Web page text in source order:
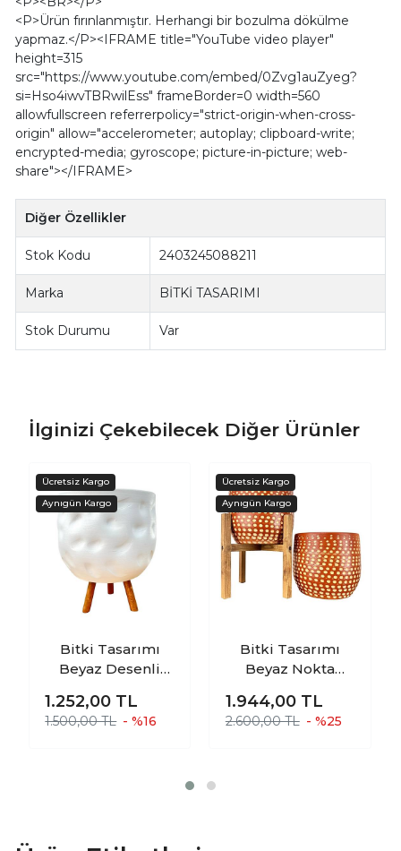
<P>Ürün fırınlanmıştır. Herhangi bir bozulma dökülme
yapmaz.</P><IFRAME title="YouTube video player"
height=315
src="https://www.youtube.com/embed/0Zvg1auZyeg?
si=Hso4iwvTBRwilEss" frameBorder=0 width=560
allowfullscreen referrerpolicy="strict-origin-when-cross-
origin" allow="accelerometer; autoplay; clipboard-write;
encrypted-media; gyroscope; picture-in-picture; web-
share"></IFRAME>
Diğer Özellikler
Stok Kodu 2403245088211
Marka BİTKİ TASARIMI
Stok Durumu Var
İlginizi Çekebilecek Diğer Ürünler
Bitki Tasarımı
Beyaz Desenli
Saksılık Salon
Çiçeklik 3 Ayaklı -
1.252,00 TL
1.500,00 TL - %16
Bitki Tasarımı
Beyaz Nokta
Saksı Saksılık
Salon Çiçeklik
1.944,00 TL
2.600,00 TL - %25